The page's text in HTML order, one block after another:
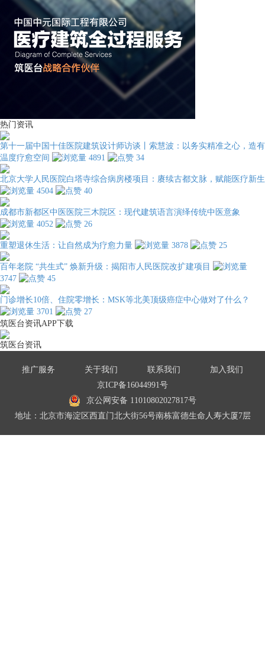
热门资讯
第十一届中国十佳医院建筑设计师访谈丨索慧波：以务实精准之心，造有
温度疗愈空间
4891 34
北京大学人民医院白塔寺综合病房楼项目：赓续古都文脉，赋能医疗新生
4504
40
成都市新都区中医医院三木院区：现代建筑语言演绎传统中医意象
4052
26
重塑退休生活：让自然成为疗愈力量 3878 25
百年老院 “共生式” 焕新升级：揭阳市人民医院改扩建项目
3747
45
门诊增长10倍、住院零增长：MSK等北美顶级癌症中心做对了什么？
3701
27
筑医台资讯APP下载
筑医台资讯
推广服务 关于我们 联系我们
加入我们
京ICP备16044991号
京公网安备 11010802027817号
地址：北京市海淀区西直门北大街56号南栋富德生命人寿大厦7层